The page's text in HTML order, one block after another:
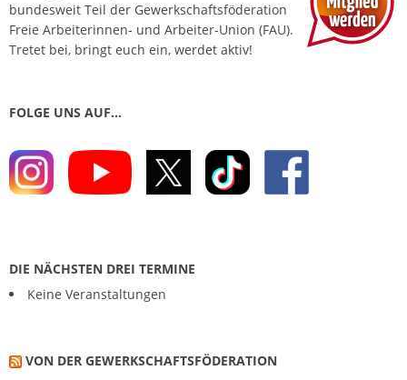
bundesweit Teil der Gewerkschafts­föderation
Freie Arbeiterinnen- und Arbeiter-Union (FAU).
Tretet bei, bringt euch ein, werdet aktiv!
FOLGE UNS AUF…
DIE NÄCHSTEN DREI TERMINE
Keine Veranstaltungen
VON DER GEWERKSCHAFTS­FÖDERATION